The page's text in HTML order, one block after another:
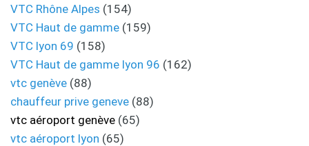
VTC Rhône Alpes (154)
VTC Haut de gamme (159)
VTC lyon 69 (158)
VTC Haut de gamme lyon 96 (162)
vtc genève (88)
chauffeur prive geneve (88)
vtc aéroport genève (65)
vtc aéroport lyon (65)